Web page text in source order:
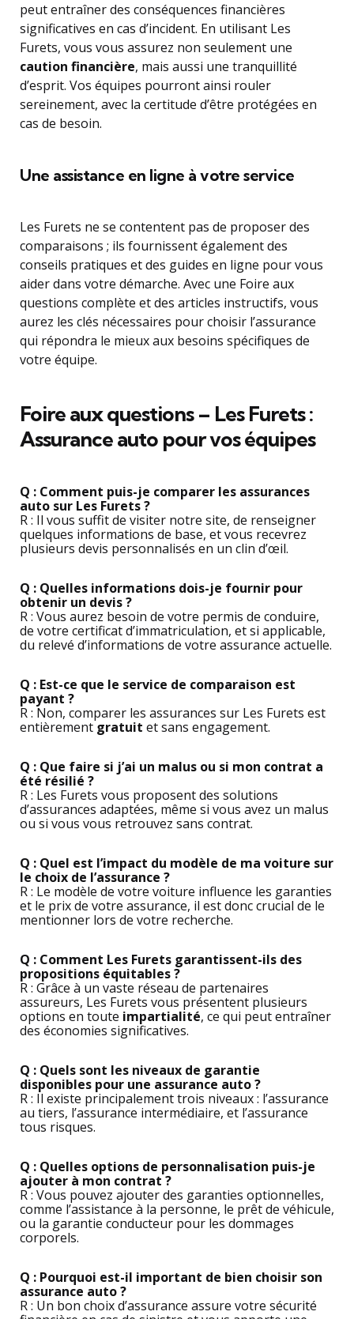
peut entraîner des conséquences financières
significatives en cas d’incident. En utilisant Les
Furets, vous vous assurez non seulement une
caution financière, mais aussi une tranquillité
d’esprit. Vos équipes pourront ainsi rouler
sereinement, avec la certitude d’être protégées en
cas de besoin.
Une assistance en ligne à votre service
Les Furets ne se contentent pas de proposer des
comparaisons ; ils fournissent également des
conseils pratiques et des guides en ligne pour vous
aider dans votre démarche. Avec une Foire aux
questions complète et des articles instructifs, vous
aurez les clés nécessaires pour choisir l’assurance
qui répondra le mieux aux besoins spécifiques de
votre équipe.
Foire aux questions – Les Furets :
Assurance auto pour vos équipes
Q : Comment puis-je comparer les assurances
auto sur Les Furets ?
R : Il vous suffit de visiter notre site, de renseigner
quelques informations de base, et vous recevrez
plusieurs devis personnalisés en un clin d’œil.
Q : Quelles informations dois-je fournir pour
obtenir un devis ?
R : Vous aurez besoin de votre permis de conduire,
de votre certificat d’immatriculation, et si applicable,
du relevé d’informations de votre assurance actuelle.
Q : Est-ce que le service de comparaison est
payant ?
R : Non, comparer les assurances sur Les Furets est
entièrement gratuit et sans engagement.
Q : Que faire si j’ai un malus ou si mon contrat a
été résilié ?
R : Les Furets vous proposent des solutions
d’assurances adaptées, même si vous avez un malus
ou si vous vous retrouvez sans contrat.
Q : Quel est l’impact du modèle de ma voiture sur
le choix de l’assurance ?
R : Le modèle de votre voiture influence les garanties
et le prix de votre assurance, il est donc crucial de le
mentionner lors de votre recherche.
Q : Comment Les Furets garantissent-ils des
propositions équitables ?
R : Grâce à un vaste réseau de partenaires
assureurs, Les Furets vous présentent plusieurs
options en toute impartialité, ce qui peut entraîner
des économies significatives.
Q : Quels sont les niveaux de garantie
disponibles pour une assurance auto ?
R : Il existe principalement trois niveaux : l’assurance
au tiers, l’assurance intermédiaire, et l’assurance
tous risques.
Q : Quelles options de personnalisation puis-je
ajouter à mon contrat ?
R : Vous pouvez ajouter des garanties optionnelles,
comme l’assistance à la personne, le prêt de véhicule,
ou la garantie conducteur pour les dommages
corporels.
Q : Pourquoi est-il important de bien choisir son
assurance auto ?
R : Un bon choix d’assurance assure votre sécurité